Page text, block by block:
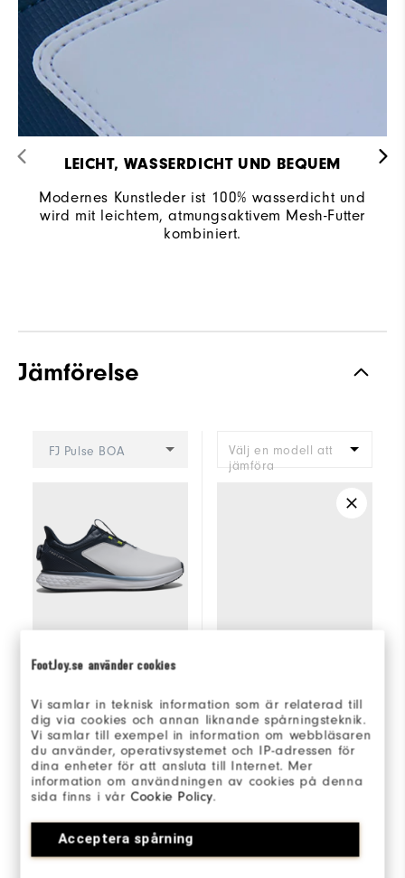
FootJoy.se använder cookies
Vi samlar in teknisk information som är relaterad till
dig via cookies och annan liknande spårningsteknik.
Vi samlar till exempel in information om webbläsaren
du använder, operativsystemet och IP-adressen för
dina enheter för att ansluta till Internet. Mer
information om användningen av cookies på denna
sida finns i vårCookie Policy.
Acceptera spårning
LEICHT, WASSERDICHT UND BEQUEM
Modernes Kunstleder ist 100% wasserdicht und
wird mit leichtem, atmungsaktivem Mesh-Futter
kombiniert.
Jämförelse
FJ Pulse BOA
FJ Pulse BOA
2099kr
(1)
Välj en modell att
jämföra
Placeholder
2099kr
(0)